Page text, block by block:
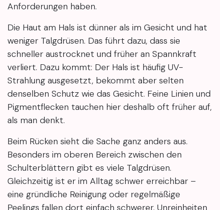
Anforderungen haben.
Die Haut am Hals ist dünner als im Gesicht und hat
weniger Talgdrüsen. Das führt dazu, dass sie
schneller austrocknet und früher an Spannkraft
verliert. Dazu kommt: Der Hals ist häufig UV-
Strahlung ausgesetzt, bekommt aber selten
denselben Schutz wie das Gesicht. Feine Linien und
Pigmentflecken tauchen hier deshalb oft früher auf,
als man denkt.
Beim Rücken sieht die Sache ganz anders aus.
Besonders im oberen Bereich zwischen den
Schulterblättern gibt es viele Talgdrüsen.
Gleichzeitig ist er im Alltag schwer erreichbar –
eine gründliche Reinigung oder regelmäßige
Peelings fallen dort einfach schwerer. Unreinheiten